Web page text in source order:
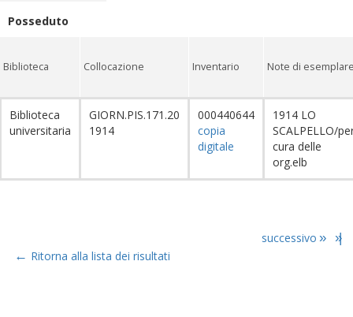
Posseduto
Biblioteca Collocazione Inventario Note di
Biblioteca
universitaria
GIORN.PIS.171.20
1914
000440644
copia
digitale
1914 LO
SCALPELLO/
cura delle
org.elb
successivo » »|
← Ritorna alla lista dei risultati